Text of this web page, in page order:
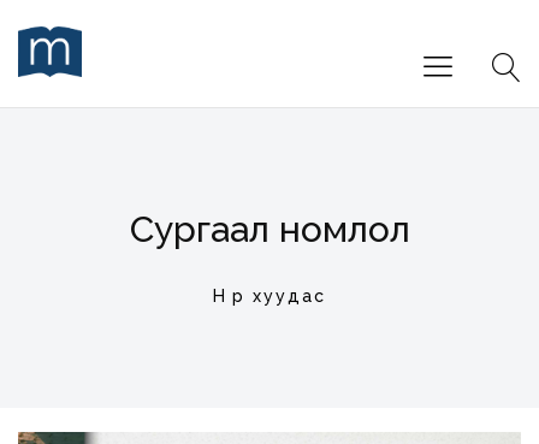
Сургаал номлол
Нүүр хуудас